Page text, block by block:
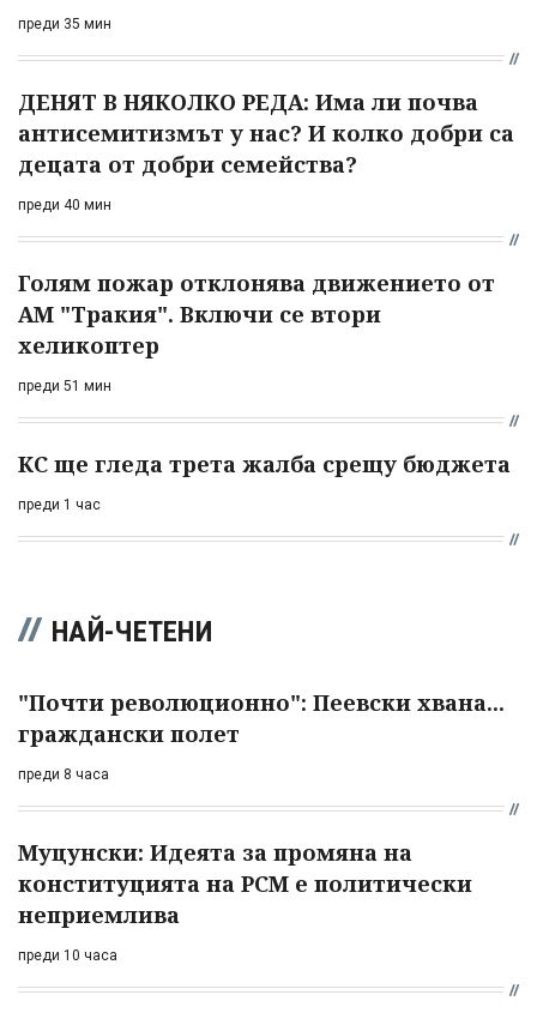
преди 35 мин
ДЕНЯТ В НЯКОЛКО РЕДА: Има ли почва
антисемитизмът у нас? И колко добри са
децата от добри семейства?
преди 40 мин
Голям пожар отклонява движението от
АМ "Тракия". Включи се втори
хеликоптер
преди 51 мин
КС ще гледа трета жалба срещу бюджета
преди 1 час
НАЙ-ЧЕТЕНИ
"Почти революционно": Пеевски хвана...
граждански полет
преди 8 часа
Муцунски: Идеята за промяна на
конституцията на РСМ е политически
неприемлива
преди 10 часа